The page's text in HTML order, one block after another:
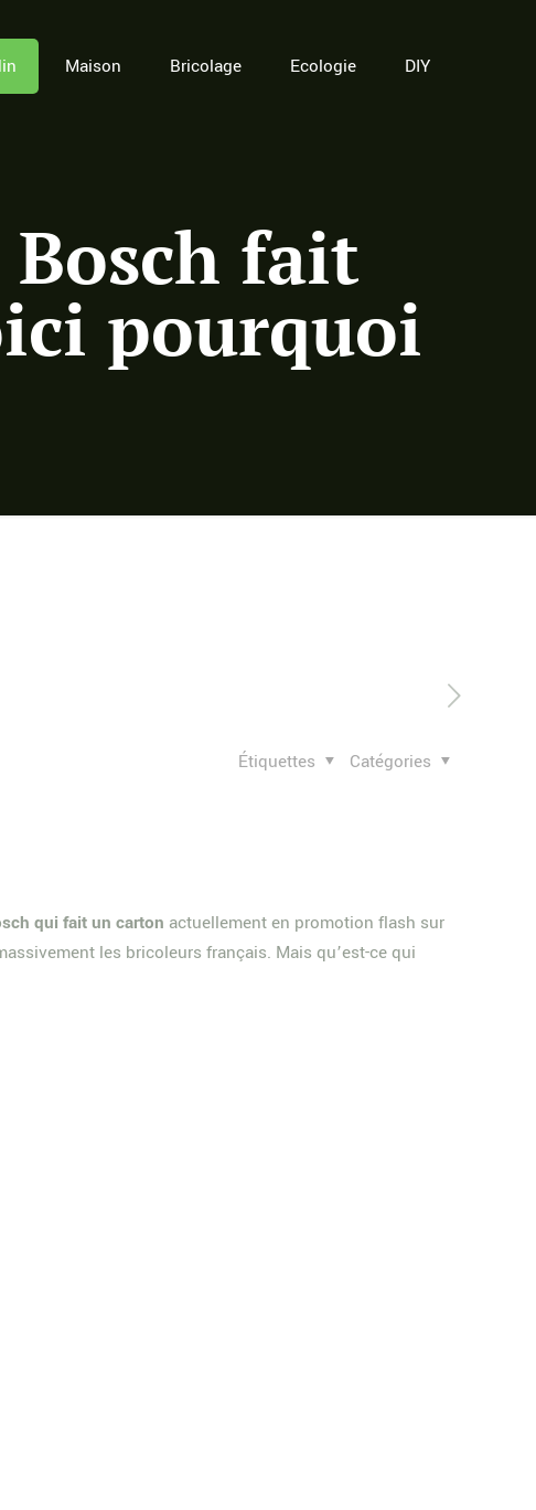
Maison Bricolage Ecologie DIY
fait
pourquoi
Catégories
Étiquettes
qui fait un carton actuellement en promotion flash sur
les bricoleurs français. Mais qu’est-ce qui